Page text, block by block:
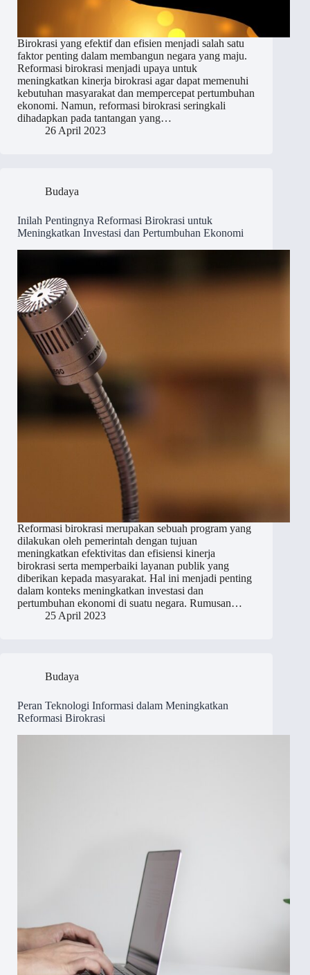
Birokrasi yang efektif dan efisien menjadi salah satu
faktor penting dalam membangun negara yang maju.
Reformasi birokrasi menjadi upaya untuk
meningkatkan kinerja birokrasi agar dapat memenuhi
kebutuhan masyarakat dan mempercepat pertumbuhan
ekonomi. Namun, reformasi birokrasi seringkali
dihadapkan pada tantangan yang…
26 April 2023
Budaya
Inilah Pentingnya Reformasi Birokrasi untuk
Meningkatkan Investasi dan Pertumbuhan Ekonomi
Reformasi birokrasi merupakan sebuah program yang
dilakukan oleh pemerintah dengan tujuan
meningkatkan efektivitas dan efisiensi kinerja
birokrasi serta memperbaiki layanan publik yang
diberikan kepada masyarakat. Hal ini menjadi penting
dalam konteks meningkatkan investasi dan
pertumbuhan ekonomi di suatu negara. Rumusan…
25 April 2023
Budaya
Peran Teknologi Informasi dalam Meningkatkan
Reformasi Birokrasi